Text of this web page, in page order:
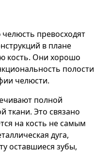
превосходят
в плане
кость. Они хорошо
полости
челюсти.
полной
ткани. Это связано
на кость не самым
дуга,
оставшиеся зубы,